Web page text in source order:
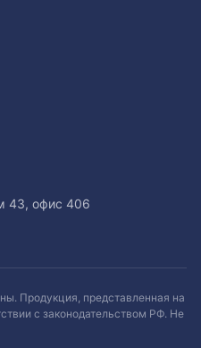
43, офис 406
Продукция, представленная на
с законодательством РФ. Не